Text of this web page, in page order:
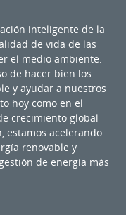
inteligente de la
de vida de las
el medio ambiente.
de hacer bien los
y ayudar a nuestros
hoy como en el
crecimiento global
estamos acelerando
renovable y
de energía más